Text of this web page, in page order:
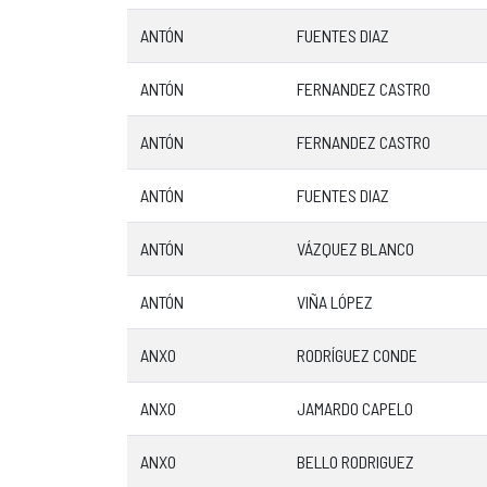
ANTÓN FUENTES DIAZ
ANTÓN FERNANDEZ CASTRO
ANTÓN FERNANDEZ CASTRO
ANTÓN FUENTES DIAZ
ANTÓN VÁZQUEZ BLANCO
ANTÓN VIÑA LÓPEZ
ANXO RODRÍGUEZ CONDE
ANXO JAMARDO CAPELO
ANXO BELLO RODRIGUEZ